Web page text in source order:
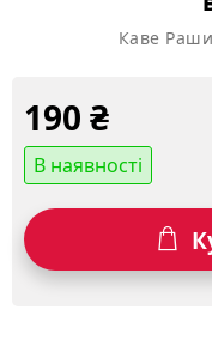
Каве
190 ₴
В наявності